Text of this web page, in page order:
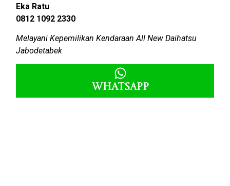
Eka Ratu
0812 1092 2330
Melayani Kepemilikan Kendaraan All New Daihatsu
Jabodetabek
Whatsapp